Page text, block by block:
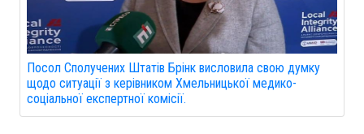
Посол Сполучених Штатів Брінк висловила свою думку
щодо ситуації з керівником Хмельницької медико-
соціальної експертної комісії.